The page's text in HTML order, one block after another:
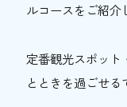
de
宝塚南
【兵庫県・
ルコースをご紹介
定番観光スポッ
とときを過ごせる